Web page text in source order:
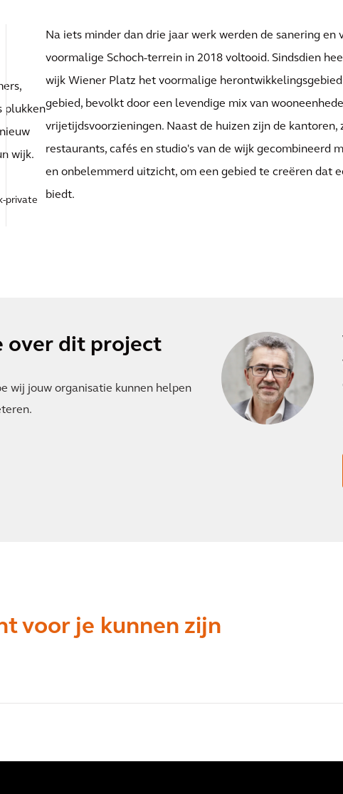
plukken
wijk.
private
Na iets minder dan drie jaar werk werden de sanering en
voormalige Schoch-terrein in 2018 voltooid. Sindsdien
wijk Wiener Platz het voormalige
gebied, bevolkt door een levendige mix van
vrijetijdsvoorzieningen. Naast de huizen zijn de kantoren,
restaurants, cafés en studio's van de wijk gecombineerd
en onbelemmerd uitzicht, om een gebied te creëren dat
biedt.
over dit project
wij jouw organisatie kunnen helpen
voor je kunnen zijn